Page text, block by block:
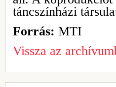
táncszínházi
Forrás: MTI
Vissza az